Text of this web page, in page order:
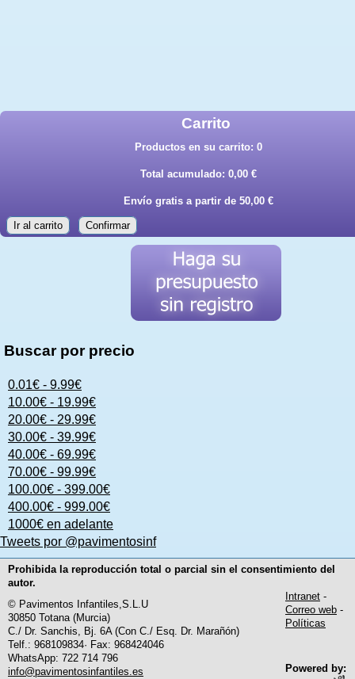
Carrito
Productos en su carrito: 0
Total acumulado: 0,00 €
Envío gratis a partir de 50,00 €
Ir al carrito Confirmar
Buscar por precio
0.01€ - 9.99€
10.00€ - 19.99€
20.00€ - 29.99€
30.00€ - 39.99€
40.00€ - 69.99€
70.00€ - 99.99€
100.00€ - 399.00€
400.00€ - 999.00€
1000€ en adelante
Tweets por @pavimentosinf
Prohibida la reproducción total o parcial sin el consentimiento del
autor.
© Pavimentos Infantiles,S.L.U
30850 Totana (Murcia)
C./ Dr. Sanchis, Bj. 6A (Con C./ Esq. Dr. Marañón)
Telf.: 968109834· Fax: 968424046
WhatsApp: 722 714 796
info@pavimentosinfantiles.es
Intranet -
Correo web -
Políticas
Powered by: